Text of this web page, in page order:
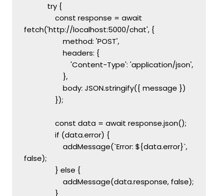
            try {
fetch('http://localhost:5000/chat', {
                    method: 'POST',
                    headers: {
                        'Content-Type': 'application/json',
                    },
                    body: JSON.stringify({ message })
                });
                const data = await response.json();
                if (data.error) {
false);
                } else {
                    addMessage(data.response, false);
                }